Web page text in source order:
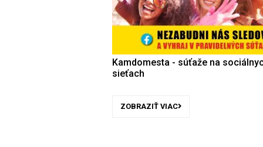
Kamdomesta - súťaže na
sieťach
ZOBRAZIŤ VIAC